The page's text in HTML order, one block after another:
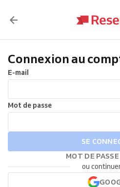
Connexion au
E-mail
Mot de passe
SE
MOT DE
ou